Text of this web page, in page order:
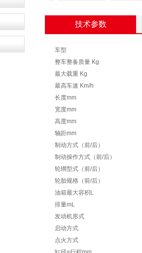
技术参数
车型
整车整备质量 Kg
最大载重 Kg
最高车速 Km/h
长度mm
宽度mm
高度mm
轴距mm
制动方式（前/后）
制动操作方式（前/后）
轮辋型式（前/后）
轮胎规格（前/后）
油箱最大容积L
排量mL
发动机形式
启动方式
点火方式